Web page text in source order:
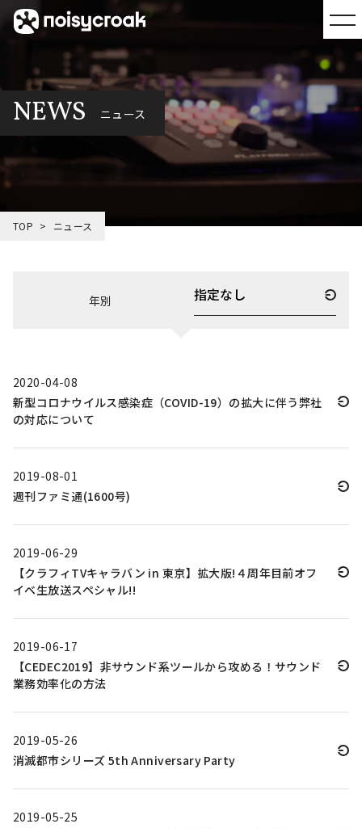
NEWS ニュース
TOP ニュース
年別
2020-04-08
新型コロナウイルス感染症（COVID-19）の拡大に伴う弊社
の対応について
2019-08-01
週刊ファミ通(1600号)
2019-06-29
【クラフィTVキャラバン in 東京】拡大版!４周年目前オフ
イベ生放送スペシャル!!
2019-06-17
【CEDEC2019】非サウンド系ツールから攻める！サウンド
業務効率化の方法
2019-05-26
消滅都市シリーズ 5th Anniversary Party
2019-05-25